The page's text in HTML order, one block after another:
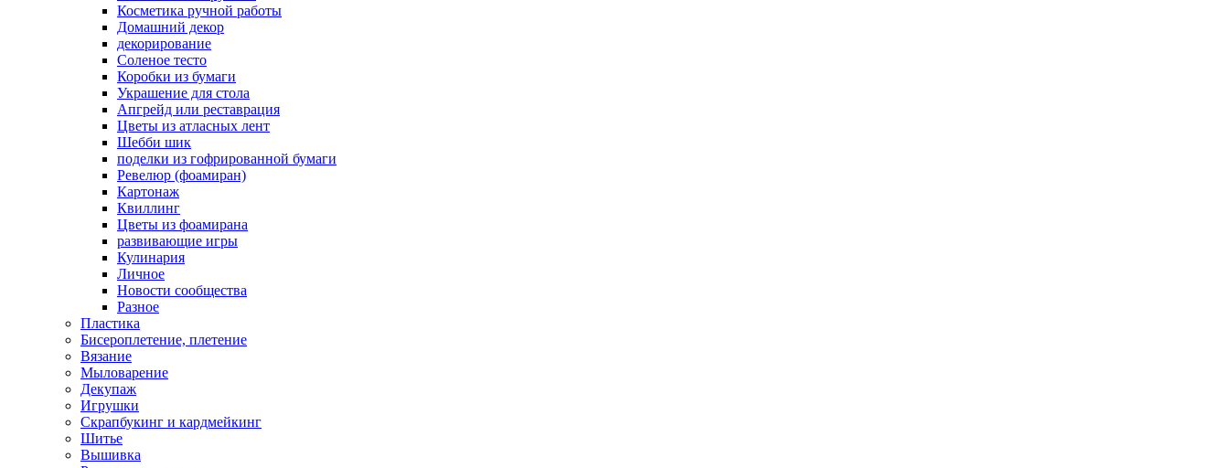
Косметика ручной работы
Домашний декор
декорирование
Соленое тесто
Коробки из бумаги
Украшение для стола
Апгрейд или реставрация
Цветы из атласных лент
Шебби шик
поделки из гофрированной бумаги
Ревелюр (фоамиран)
Картонаж
Квиллинг
Цветы из фоамирана
развивающие игры
Кулинария
Личное
Новости сообщества
Разное
Пластика
Бисероплетение, плетение
Вязание
Мыловарение
Декупаж
Игрушки
Скрапбукинг и кардмейкинг
Шитье
Вышивка